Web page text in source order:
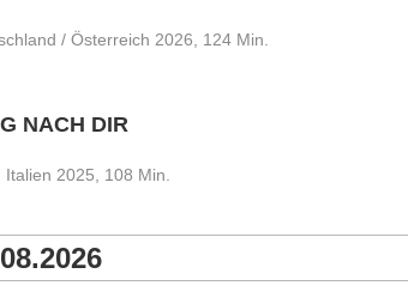
/ Österreich 2026, 124 Min.
NACH DIR
2025, 108 Min.